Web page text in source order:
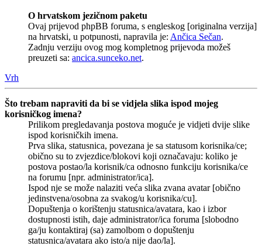
O hrvatskom jezičnom paketu
Ovaj prijevod phpBB foruma, s engleskog [originalna verzija]
na hrvatski, u potpunosti, napravila je: Ančica Sečan.
Zadnju verziju ovog mog kompletnog prijevoda možeš
preuzeti sa: ancica.sunceko.net.
Vrh
Što trebam napraviti da bi se vidjela slika ispod mojeg
korisničkog imena?
Prilikom pregledavanja postova moguće je vidjeti dvije slike
ispod korisničkih imena.
Prva slika, statusnica, povezana je sa statusom korisnika/ce;
obično su to zvjezdice/blokovi koji označavaju: koliko je
postova postao/la korisnik/ca odnosno funkciju korisnika/ce
na forumu [npr. administrator/ica].
Ispod nje se može nalaziti veća slika zvana avatar [obično
jedinstvena/osobna za svakog/u korisnika/cu].
Dopuštenja o korištenju statusnica/avatara, kao i izbor
dostupnosti istih, daje administrator/ica foruma [slobodno
ga/ju kontaktiraj (sa) zamolbom o dopuštenju
statusnica/avatara ako isto/a nije dao/la].